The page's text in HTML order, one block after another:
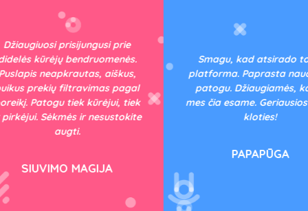
Džiaugiuosi prisijungusi prie
kūrėjų bendruomenės.
neapkrautas, aiškus,
prekių filtravimas pagal
Patogu tiek kūrėjui, tiek
Sėkmės ir nesustokite
augti.
SIUVIMO MAGIJA
Smagu, kad atsirado
platforma. Paprasta
patogu. Džiaugiamės,
mes čia esame. Geriausios
kloties!
PAPAPŪGA